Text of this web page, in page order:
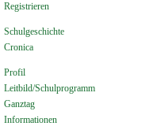
Registrieren
Schulgeschichte
Cronica
Profil
Leitbild/Schulprogramm
Ganztag
Informationen